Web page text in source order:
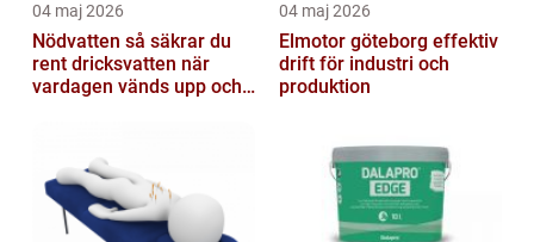
04 maj 2026
Nödvatten så säkrar du
rent dricksvatten när
vardagen vänds upp och
04 maj 2026
Elmotor göteborg effektiv
drift för industri och
produktion